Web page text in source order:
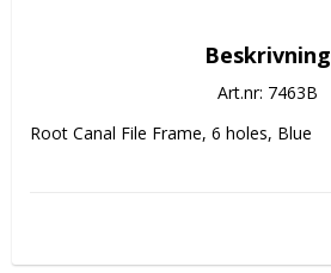
Beskrivning
Art.nr: 7463B
Root Canal File Frame, 6 holes, Blue